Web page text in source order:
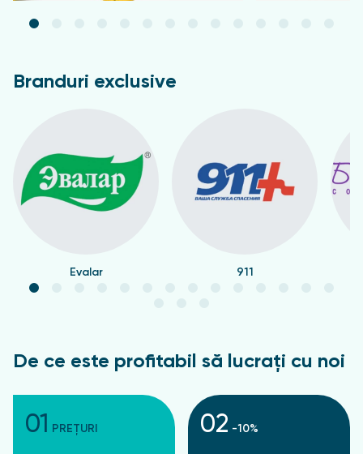
Branduri exclusive
Evalar 911
De ce este profitabil să lucrați cu noi
01 PREȚURI 02 -10%